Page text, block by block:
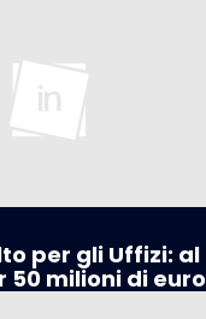
per gli Uffizi: al
50 milioni di euro